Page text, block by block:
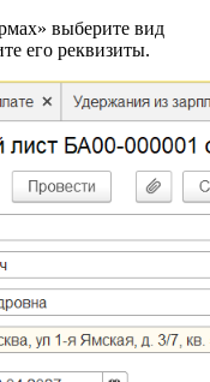
выберите вид
его реквизиты.